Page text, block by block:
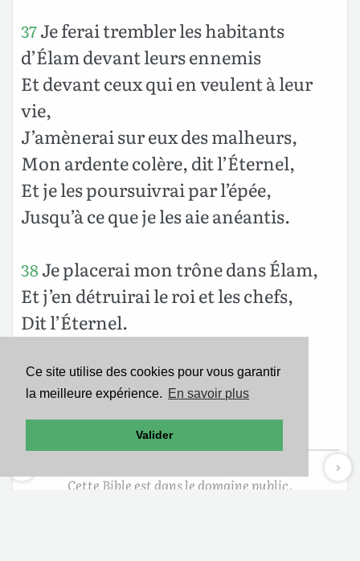
Ce site utilise des cookies pour vous garantir
la meilleure expérience. En savoir plus
Valider
37Je ferai trembler les habitants
d’Élam devant leurs ennemis
Et devant ceux qui en veulent à leur
vie,
J’amènerai sur eux des malheurs,
Mon ardente colère, dit l’Éternel,
Et je les poursuivrai par l’épée,
Jusqu’à ce que je les aie anéantis.
38Je placerai mon trône dans Élam,
Et j’en détruirai le roi et les chefs,
Dit l’Éternel.
39Mais dans la suite des temps, je
ramènerai les captifs d’Élam,
Dit l’Éternel.
Cette Bible est dans le domaine public.